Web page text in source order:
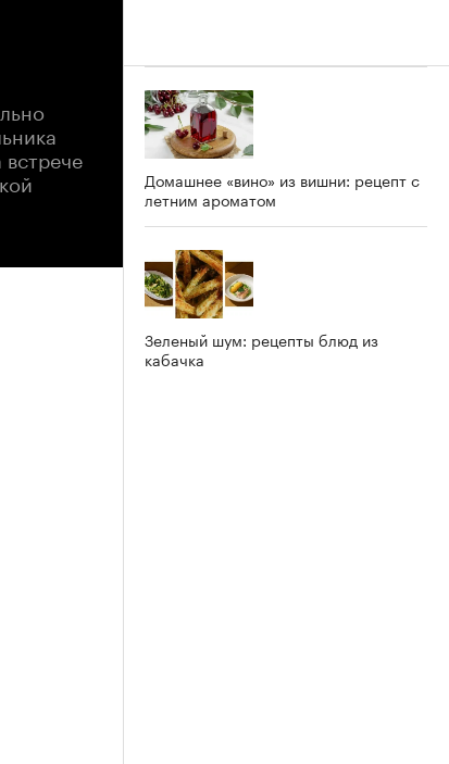
Домашнее «вино» из вишни: рецепт с
летним ароматом
Зеленый шум: рецепты блюд из
кабачка